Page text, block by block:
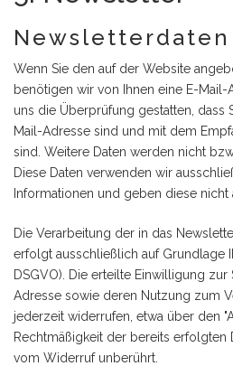
Newsletterdaten
Wenn Sie den auf der Website
benötigen wir von Ihnen eine E-
uns die Überprüfung gestatten, dass
Mail-Adresse sind und mit dem
sind. Weitere Daten werden nicht
Diese Daten verwenden wir
Informationen und geben diese nicht
Die Verarbeitung der in das
erfolgt ausschließlich auf Grundlage
DSGVO). Die erteilte Einwilligung
Adresse sowie deren Nutzung zum
jederzeit widerrufen, etwa über den
Rechtmäßigkeit der bereits
vom Widerruf unberührt.